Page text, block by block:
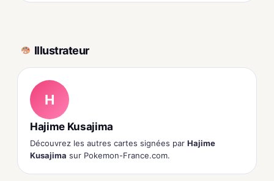
Illustrateur
H
Hajime Kusajima
Découvrez les autres cartes signées par Hajime
Kusajima sur Pokemon-France.com.